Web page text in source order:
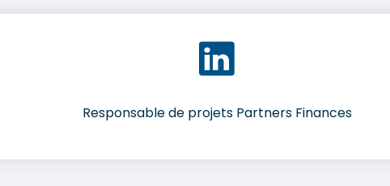
Responsable de projets Partners Finances